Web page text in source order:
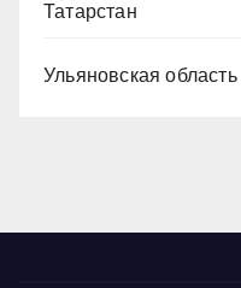
Татарстан
Ульяновская область